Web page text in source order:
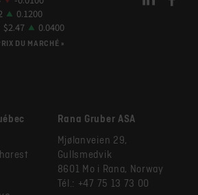
DU MARCHÉ »
Rana Gruber ASA
Mjølanveien 29,
Gullsmedvik
8601 Mo i Rana, Norway
Tél.: +47 75 13 73 00